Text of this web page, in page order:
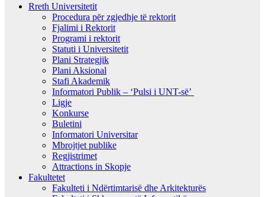
Rreth Universitetit
Procedura për zgjedhje të rektorit
Fjalimi i Rektorit
Programi i rektorit
Statuti i Universitetit
Plani Strategjik
Plani Aksional
Stafi Akademik
Informatori Publik – ‘Pulsi i UNT-së’
Ligje
Konkurse
Buletini
Informatori Universitar
Mbrojtjet publike
Regjistrimet
Attractions in Skopje
Fakultetet
Fakulteti i Ndërtimtarisë dhe Arkitekturës